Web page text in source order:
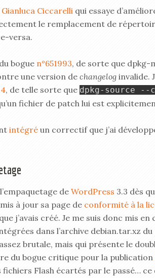
Ciccarelli qui essaye
le remplacement de
versa.
bogue n°651993, de sorte que dpkg-
une version de changelog invalide.
, de telle sorte que dpkg-source --
fichier de patch lui est
intégré un correctif que j’ai
de WordPress 3.3 dès
mis à jour sa page de conformité à la
que j’avais créé. Je me suis donc mis en
dans l’archive debian.tar.xz
brutale, mais qui présente le
du bogue critique pour la publication
Flash écartés par le passé… ce